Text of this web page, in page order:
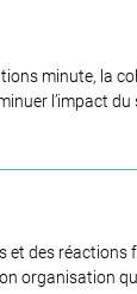
minute, la
l’impact du
et des réactions
organisation